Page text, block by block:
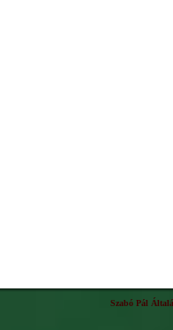
Szabó Pál